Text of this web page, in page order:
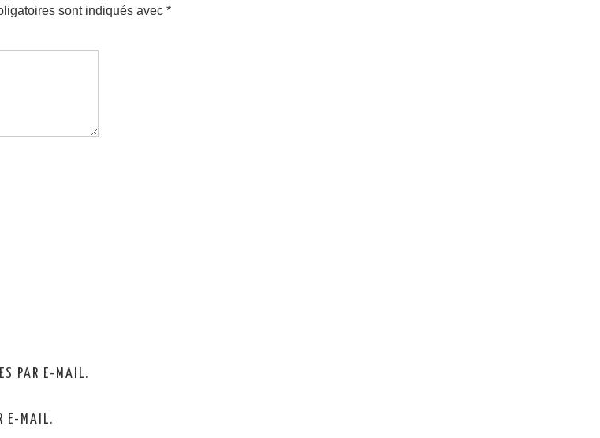
sont indiqués avec *
PAR E-MAIL.
E-MAIL.